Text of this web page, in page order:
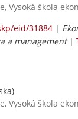
Vysoká škola
eid/31884 |
a management|
Vysoká škola